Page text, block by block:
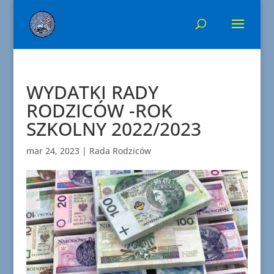
WYDATKI RADY
RODZICÓW -ROK
SZKOLNY 2022/2023
mar 24, 2023| Rada Rodziców